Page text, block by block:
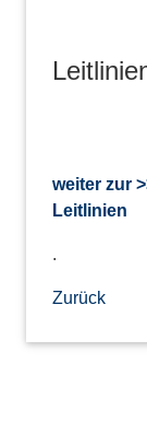
weiter zur
Leitlinien
.
Zurück